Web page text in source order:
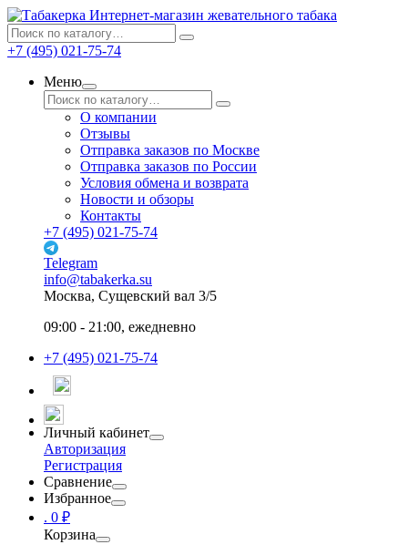
Интернет-магазин жевательного табака
+7 (495) 021-75-74
Меню
О компании
Отзывы
Отправка заказов по Москве
Отправка заказов по России
Условия обмена и возврата
Новости и обзоры
Контакты
+7 (495) 021-75-74
Telegram
info@tabakerka.su
Москва, Сущевский вал 3/5
09:00 - 21:00, ежедневно
+7 (495) 021-75-74
Личный кабинет
Авторизация
Регистрация
Сравнение
Избранное
. 0 ₽
Корзина